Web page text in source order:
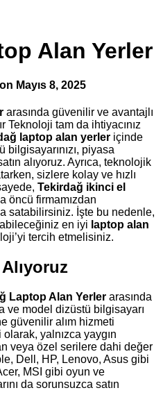
Alan Yerler
on Mayıs 8, 2025
arasında güvenilir ve avantajlı
Teknoloji tam da ihtiyacınız
laptop alan yerler içinde
piyasa
alıyoruz. Ayrıca, teknolojik
sizlere kolay ve hızlı
Tekirdağ ikinci el
öncü firmamızdan
satabilirsiniz. İşte bu nedenle,
en iyi laptop alan
tercih etmelisiniz.
Laptop Alan Yerler arasında
ve model dizüstü bilgisayarı
güvenilir alım hizmeti
yalnızca yaygın
veya özel serilere dahi değer
Dell, HP, Lenovo, Asus gibi
MSI gibi oyun ve
da sorunsuzca satın